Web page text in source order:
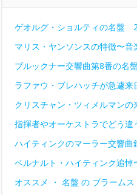
ゲオルグ・ショルティの名盤
マリス・ヤンソンスの特徴〜音
ブルックナー交響曲第8番の名
ラファウ・ブレハッチが急遽来
クリスチャン・ツィメルマンの
指揮者やオーケストラでどう違
ハイティンクのマーラー交響曲
ベルナルト・ハイティンク追悼
オススメ ・ 名盤 の ブラームス